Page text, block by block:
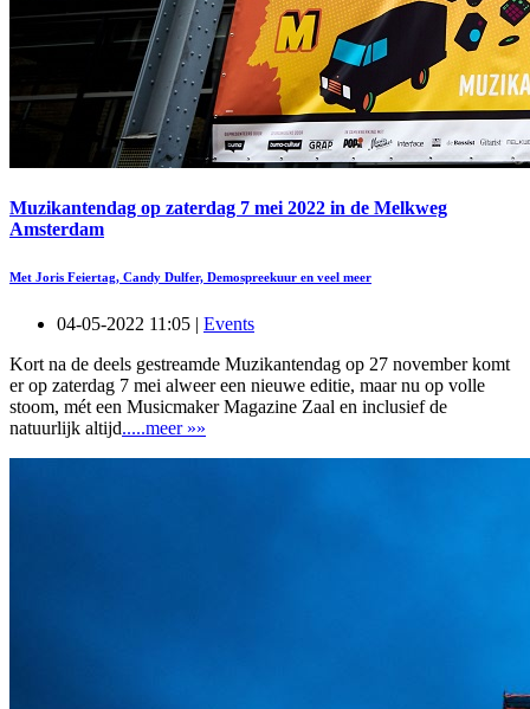
Muzikantendag op zaterdag 7 mei 2022 in de Melkweg
Amsterdam
Met Joris Feiertag, Candy Dulfer, Demospreekuur en veel meer
04-05-2022 11:05 | Events
Kort na de deels gestreamde Muzikantendag op 27 november komt
er op zaterdag 7 mei alweer een nieuwe editie, maar nu op volle
stoom, mét een Musicmaker Magazine Zaal en inclusief de
natuurlijk altijd.....meer »»